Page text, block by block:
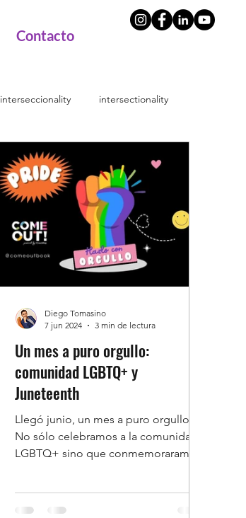
Contacto
interseccionality intersectionality
diversidad cultural
género
Un mes a puro orgullo:
comunidad LGBTQ+ y
Juneteenth
Llegó junio, un mes a puro orgullo.
No sólo celebramos a la comunidad
LGBTQ+ sino que conmemoraramos
Diego Tomasino
7 jun 2024
3 min de lectura